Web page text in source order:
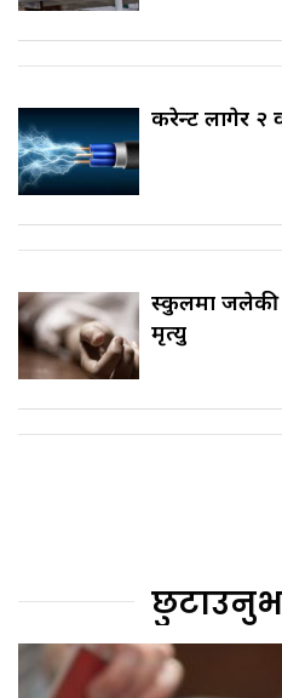
करेन्ट लागेर २
स्कुलमा जलेकी
मृत्यु